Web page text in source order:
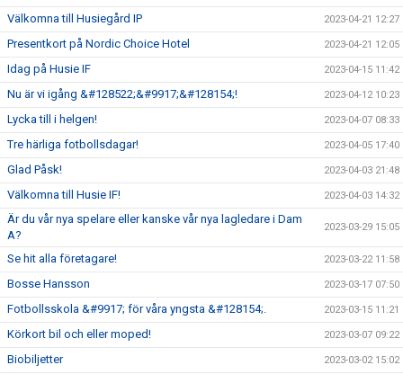
Välkomna till Husiegård IP 2023-04-21 12:27
Presentkort på Nordic Choice Hotel 2023-04-21 12:05
Idag på Husie IF 2023-04-15 11:42
Nu är vi igång &#128522;&#9917;&#128154;! 2023-04-12 10:23
Lycka till i helgen! 2023-04-07 08:33
Tre härliga fotbollsdagar! 2023-04-05 17:40
Glad Påsk! 2023-04-03 21:48
Välkomna till Husie IF! 2023-04-03 14:32
Är du vår nya spelare eller kanske vår nya lagledare i Dam
A?
2023-03-29 15:05
Se hit alla företagare! 2023-03-22 11:58
Bosse Hansson 2023-03-17 07:50
Fotbollsskola &#9917; för våra yngsta &#128154;. 2023-03-15 11:21
Körkort bil och eller moped! 2023-03-07 09:22
Biobiljetter 2023-03-02 15:02